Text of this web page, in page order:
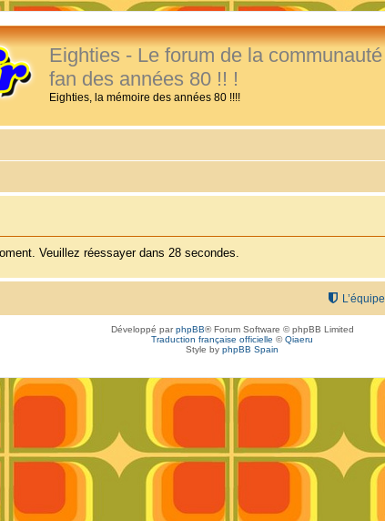
Eighties - Le forum de la communauté
fan des années 80 !! !
Eighties, la mémoire des années 80 !!!!
Veuillez réessayer dans 28 secondes.
L’équipe
Développé parphpBB® Forum Software © phpBB Limited
Traduction française officielle ©Qiaeru
Style by phpBB Spain